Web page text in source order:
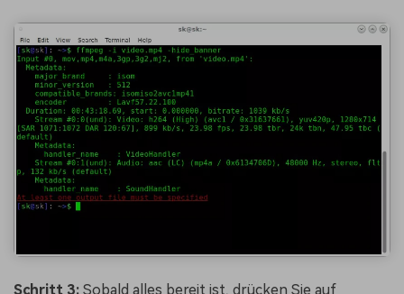
Schritt 3: Sobald alles bereit ist, drücken Sie auf